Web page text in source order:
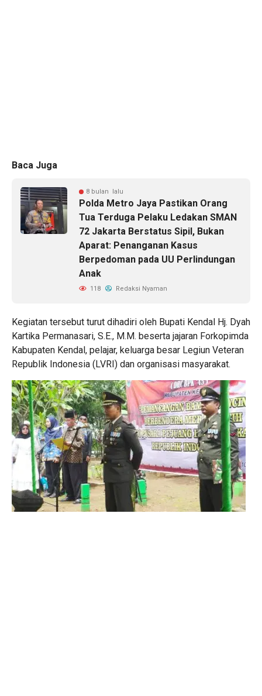
Baca Juga
8 bulan lalu
Polda Metro Jaya Pastikan Orang
Tua Terduga Pelaku Ledakan SMAN
72 Jakarta Berstatus Sipil, Bukan
Aparat: Penanganan Kasus
Berpedoman pada UU Perlindungan
Anak
118 Redaksi Nyaman
Kegiatan tersebut turut dihadiri oleh Bupati Kendal Hj. Dyah
Kartika Permanasari, S.E., M.M. beserta jajaran Forkopimda
Kabupaten Kendal, pelajar, keluarga besar Legiun Veteran
Republik Indonesia (LVRI) dan organisasi masyarakat.